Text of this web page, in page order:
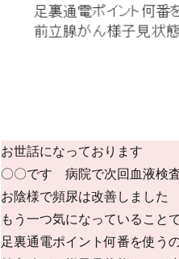
お世話になっております
〇〇です 病院で次回血液検
お陰様で頻尿は改善しました
もう一つ気になっていること
足裏通電ポイント何番を使う